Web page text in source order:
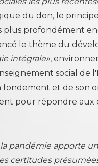
du don, le
plus profondément
le thème du
intégrale»,
social de
fondement et de son
pour répondre aux
la pandémie apporte
certitudes